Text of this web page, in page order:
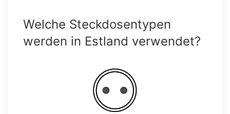
Welche Steckdosentypen
werden in Estland verwendet?